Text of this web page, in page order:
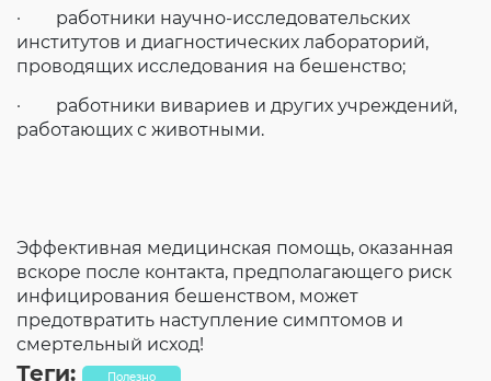
· работники научно-исследовательских
институтов и диагностических лабораторий,
проводящих исследования на бешенство;
· работники вивариев и других учреждений,
работающих с животными.
Эффективная медицинская помощь, оказанная
вскоре после контакта, предполагающего риск
инфицирования бешенством, может
предотвратить наступление симптомов и
смертельный исход!
Теги: Полезно